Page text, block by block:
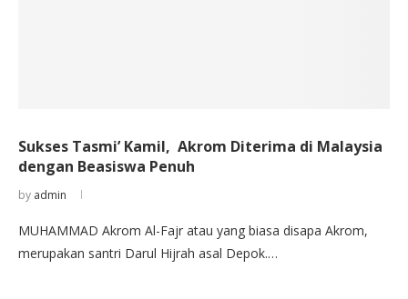
Sukses Tasmi’ Kamil, Akrom Diterima di Malaysia
dengan Beasiswa Penuh
by admin
MUHAMMAD Akrom Al-Fajr atau yang biasa disapa Akrom,
merupakan santri Darul Hijrah asal Depok.…